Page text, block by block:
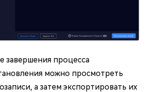
завершения процесса
можно просмотреть
а затем экспортировать их